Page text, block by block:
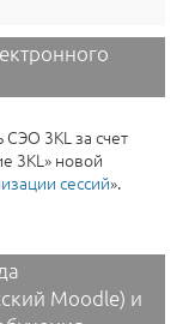
3KL за счет
3KL» новой
сессий».
Moodle) и